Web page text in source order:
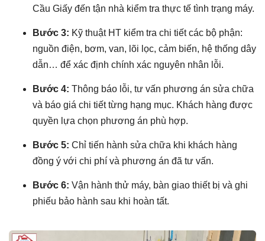
Cầu Giấy đến tận nhà kiểm tra thực tế tình trạng máy.
Bước 3: Kỹ thuật HT kiểm tra chi tiết các bộ phận:
nguồn điện, bơm, van, lõi lọc, cảm biến, hệ thống dây
dẫn… để xác định chính xác nguyên nhân lỗi.
Bước 4: Thông báo lỗi, tư vấn phương án sửa chữa
và báo giá chi tiết từng hạng mục. Khách hàng được
quyền lựa chọn phương án phù hợp.
Bước 5: Chỉ tiến hành sửa chữa khi khách hàng
đồng ý với chi phí và phương án đã tư vấn.
Bước 6: Vận hành thử máy, bàn giao thiết bị và ghi
phiếu bảo hành sau khi hoàn tất.